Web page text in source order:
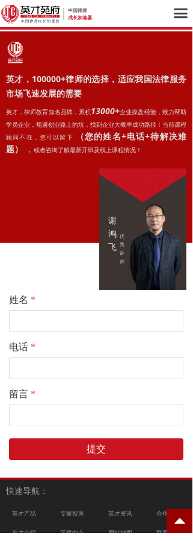
中国律师
成长加速器
끀
英才，100000+律师的选择，适应我国法律服务
市场飞速发展的需要
英才，律师教育知名品牌，累积13000+企业操盘经验，致力帮助
学员企业，规避创业路上的坑，找到企业大概率成功路径！ 当前课程
顾问不在，您可以留下
（您的姓名+电话+待解决难
题）
， 或者咨询了解最新开班及线上课程情况！
谢
鸿
飞
优
秀
讲
师
姓名 *
电话 *
留言 *
提交
快速导航：
英才产品 专家智库 英才资讯 合作单位
英才介绍 下载中心 网站地图 联系我们
뀃